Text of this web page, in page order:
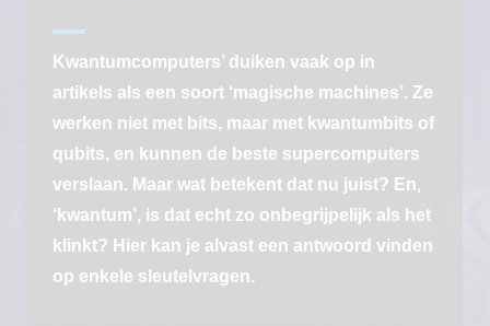
Kwantumcomputers’ duiken vaak op in
artikels als een soort ‘magische machines’. Ze
werken niet met bits, maar met kwantumbits of
qubits, en kunnen de beste supercomputers
verslaan. Maar wat betekent dat nu juist? En,
‘kwantum’, is dat echt zo onbegrijpelijk als het
klinkt? Hier kan je alvast een antwoord vinden
op enkele sleutelvragen.